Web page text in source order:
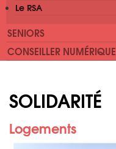
Le RSA
SENIORS
CONSEILLER NUMÉRIQUE
SOLIDARITÉ
Logements